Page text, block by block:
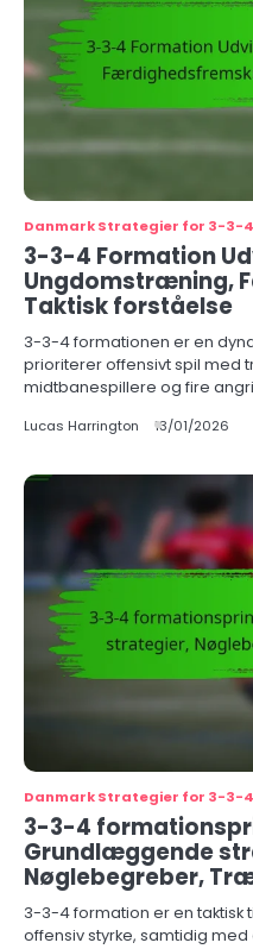
Danmark Strategier for 3-3-
3-3-4 Formation
Ungdomstræning,
Taktisk forståelse
3-3-4 formationen er en
prioriterer offensivt spil med
midtbanespillere og fire
Lucas Harrington 13/01/2026
Danmark Strategier for 3-3-
3-3-4
Grundlæggende
Nøglebegreber,
3-3-4 formation er en
offensiv styrke, samtidig